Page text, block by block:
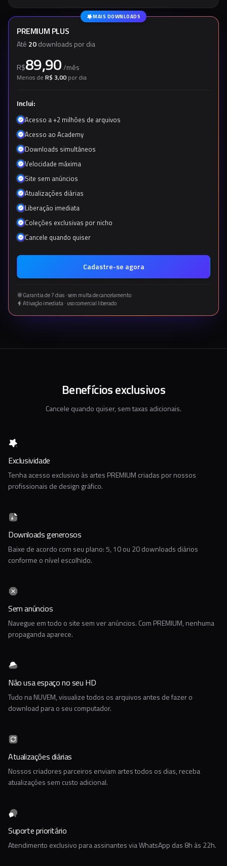
MAIS DOWNLOADS
PREMIUM PLUS
Até 20downloads por dia
R$89,90 /mês
Menos de R$ 3,00 por dia
Inclui:
Acesso a +2 milhões de arquivos
Acesso ao Academy
Downloads simultâneos
Velocidade máxima
Site sem anúncios
Atualizações diárias
Liberação imediata
Coleções exclusivas por nicho
Cancele quando quiser
Cadastre-se agora
Garantia de 7 dias · sem multa de cancelamento
Ativação imediata · uso comercial liberado
Benefícios exclusivos
Cancele quando quiser, sem taxas adicionais.
Exclusividade
Tenha acesso exclusivo às artes PREMIUM criadas por nossos
profissionais de design gráfico.
Downloads generosos
Baixe de acordo com seu plano: 5, 10 ou 20 downloads diários
conforme o nível escolhido.
Sem anúncios
Navegue em todo o site sem ver anúncios. Com PREMIUM, nenhuma
propaganda aparece.
Não usa espaço no seu HD
Tudo na NUVEM, visualize todos os arquivos antes de fazer o
download para o seu computador.
Atualizações diárias
Nossos criadores parceiros enviam artes todos os dias, receba
atualizações sem custo adicional.
Suporte prioritário
Atendimento exclusivo para assinantes via WhatsApp das 8h às 22h.